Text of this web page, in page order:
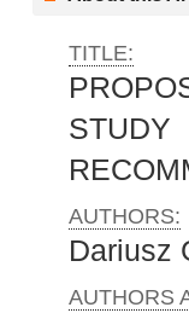
TITLE:
AUTHORS:
Dariusz
AUTHORS